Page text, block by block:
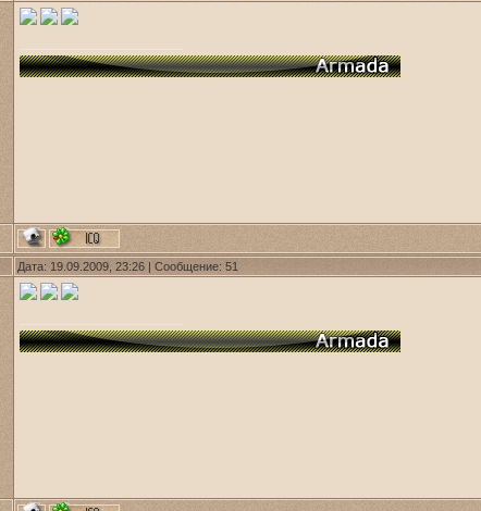
Дата: 19.09.2009, 23:26 | Сообщение: 51